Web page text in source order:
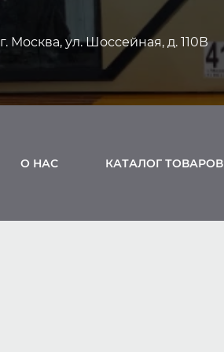
г. Москва, ул. Шоссейная, д. 110В
О НАС КАТАЛОГ ТОВАРОВ